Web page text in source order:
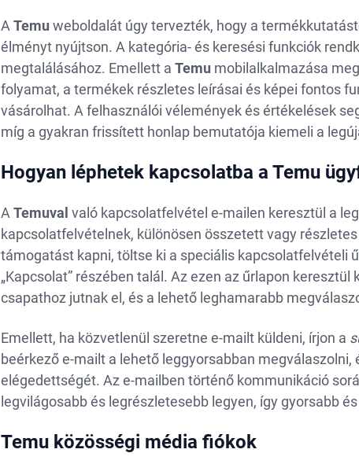
A Temu weboldalát úgy tervezték, hogy a
élményt nyújtson. A kategória- és keresési funkciók
megtalálásához. Emellett a Temu mobilalkalmazása
folyamat, a termékek részletes leírásai és képei fontos
vásárolhat. A felhasználói vélemények és értékelések
míg a gyakran frissített honlap bemutatója kiemeli a
Hogyan léphetek kapcsolatba a Temu
A Temuval való kapcsolatfelvétel e-mailen keresztül a
kapcsolatfelvételnek, különösen összetett vagy
támogatást kapni, töltse ki a speciális kapcsolatfelvételi
„Kapcsolat” részében talál. Az ezen az űrlapon
csapathoz jutnak el, és a lehető leghamarabb
Emellett, ha közvetlenül szeretne e-mailt küldeni, írjon a
beérkező e-mailt a lehető leggyorsabban
elégedettségét. Az e-mailben történő kommunikáció
legvilágosabb és legrészletesebb legyen, így gyorsabb
Temu közösségi média fiókok